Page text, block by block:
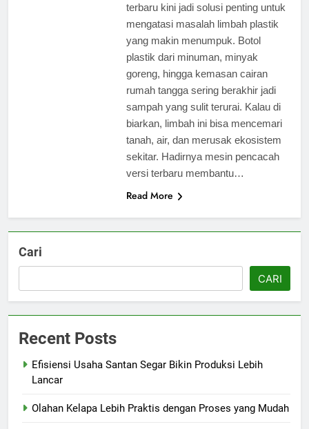
terbaru kini jadi solusi penting untuk
mengatasi masalah limbah plastik
yang makin menumpuk. Botol
plastik dari minuman, minyak
goreng, hingga kemasan cairan
rumah tangga sering berakhir jadi
sampah yang sulit terurai. Kalau di
biarkan, limbah ini bisa mencemari
tanah, air, dan merusak ekosistem
sekitar. Hadirnya mesin pencacah
versi terbaru membantu…
Read More
Cari
CARI
Recent Posts
Efisiensi Usaha Santan Segar Bikin Produksi Lebih
Lancar
Olahan Kelapa Lebih Praktis dengan Proses yang Mudah